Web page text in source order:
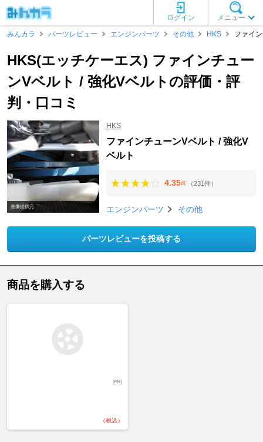
メニュー
ログイン
みんカラ
パーツレビュー エンジンパーツ その他 HKS ファイ
HKS(エッチケーエス) ファインチュー
ンVベルト / 強化Vベルトの評価・評
判・口コミ
画像提供元
HKS
ファインチューンVベルト / 強化V
ベルト
4.35点 （231件）
エンジンパーツ その他
パーツレビューを投稿する
商品を購入する
[PR]
（税込）